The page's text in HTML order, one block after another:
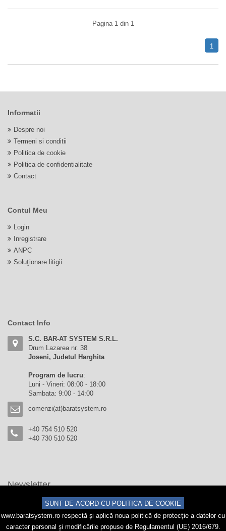
Pagina 1 din 1
1
Informatii
Despre noi
Termeni si conditii
Politica de cookie
Politica de confidentialitate
Contact
Contul Meu
Login
Inregistrare
ANPC
Soluționare litigii
Contact Info
S.C. BAR-AT SYSTEM S.R.L.
Drum Lazarea nr. 38
Joseni, Judetul Harghita
Program de lucru:
Luni - Vineri: 08:00 - 18:00
Sambata: 9:00 - 14:00
comenzi(at)baratsystem.ro
+40 754 510 520
+40 730 510 520
Newsletter
Trimite
Abonare Dezabonare
SUNT DE ACORD CU POLITICA DE COOKIE
www.baratsystem.ro respectă și aplică noua politică de protecție a datelor cu
caracter personal și modificările propuse de Regulamentul (UE) 2016/679.